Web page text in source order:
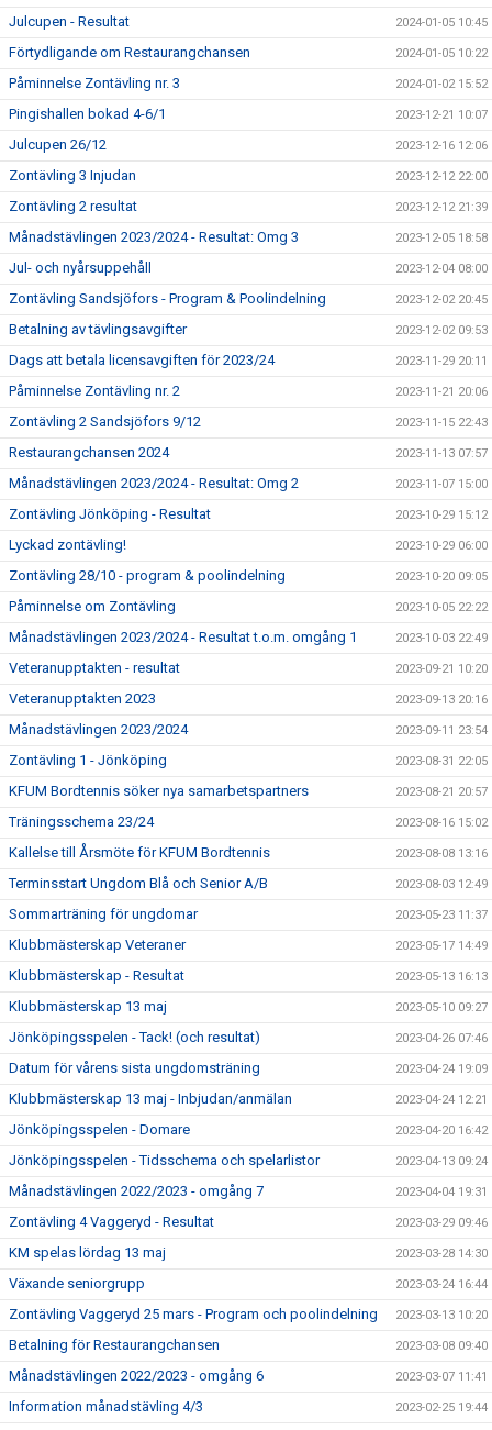
Julcupen - Resultat 2024-01-05 10:45
Förtydligande om Restaurangchansen 2024-01-05 10:22
Påminnelse Zontävling nr. 3 2024-01-02 15:52
Pingishallen bokad 4-6/1 2023-12-21 10:07
Julcupen 26/12 2023-12-16 12:06
Zontävling 3 Injudan 2023-12-12 22:00
Zontävling 2 resultat 2023-12-12 21:39
Månadstävlingen 2023/2024 - Resultat: Omg 3 2023-12-05 18:58
Jul- och nyårsuppehåll 2023-12-04 08:00
Zontävling Sandsjöfors - Program & Poolindelning 2023-12-02 20:45
Betalning av tävlingsavgifter 2023-12-02 09:53
Dags att betala licensavgiften för 2023/24 2023-11-29 20:11
Påminnelse Zontävling nr. 2 2023-11-21 20:06
Zontävling 2 Sandsjöfors 9/12 2023-11-15 22:43
Restaurangchansen 2024 2023-11-13 07:57
Månadstävlingen 2023/2024 - Resultat: Omg 2 2023-11-07 15:00
Zontävling Jönköping - Resultat 2023-10-29 15:12
Lyckad zontävling! 2023-10-29 06:00
Zontävling 28/10 - program & poolindelning 2023-10-20 09:05
Påminnelse om Zontävling 2023-10-05 22:22
Månadstävlingen 2023/2024 - Resultat t.o.m. omgång 1 2023-10-03 22:49
Veteranupptakten - resultat 2023-09-21 10:20
Veteranupptakten 2023 2023-09-13 20:16
Månadstävlingen 2023/2024 2023-09-11 23:54
Zontävling 1 - Jönköping 2023-08-31 22:05
KFUM Bordtennis söker nya samarbetspartners 2023-08-21 20:57
Träningsschema 23/24 2023-08-16 15:02
Kallelse till Årsmöte för KFUM Bordtennis 2023-08-08 13:16
Terminsstart Ungdom Blå och Senior A/B 2023-08-03 12:49
Sommarträning för ungdomar 2023-05-23 11:37
Klubbmästerskap Veteraner 2023-05-17 14:49
Klubbmästerskap - Resultat 2023-05-13 16:13
Klubbmästerskap 13 maj 2023-05-10 09:27
Jönköpingsspelen - Tack! (och resultat) 2023-04-26 07:46
Datum för vårens sista ungdomsträning 2023-04-24 19:09
Klubbmästerskap 13 maj - Inbjudan/anmälan 2023-04-24 12:21
Jönköpingsspelen - Domare 2023-04-20 16:42
Jönköpingsspelen - Tidsschema och spelarlistor 2023-04-13 09:24
Månadstävlingen 2022/2023 - omgång 7 2023-04-04 19:31
Zontävling 4 Vaggeryd - Resultat 2023-03-29 09:46
KM spelas lördag 13 maj 2023-03-28 14:30
Växande seniorgrupp 2023-03-24 16:44
Zontävling Vaggeryd 25 mars - Program och poolindelning 2023-03-13 10:20
Betalning för Restaurangchansen 2023-03-08 09:40
Månadstävlingen 2022/2023 - omgång 6 2023-03-07 11:41
Information månadstävling 4/3 2023-02-25 19:44